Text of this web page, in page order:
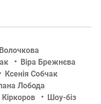
Віра Брежнєва
Ксенія Собчак
Лобода
Кіркоров
Шоу-біз